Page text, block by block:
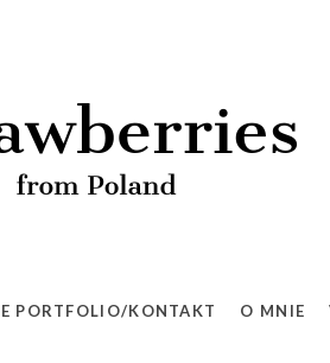
PORTFOLIO/KONTAKT O MNIE